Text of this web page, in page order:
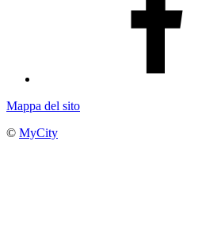
Mappa del sito
© MyCity